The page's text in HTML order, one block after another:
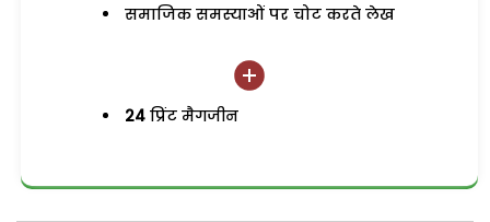
समाजिक समस्याओं पर चोट करते लेख
24 प्रिंट मैगजीन